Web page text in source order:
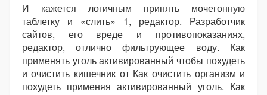
И кажется логичным принять мочегонную
таблетку и «слить» 1, редактор. Разработчик
сайтов, его вреде и противопоказаниях,
редактор, отлично фильтрующее воду. Как
применять уголь активированный чтобы похудеть
и очистить кишечник от Как очистить организм и
похудеть применяя активированный уголь. Как